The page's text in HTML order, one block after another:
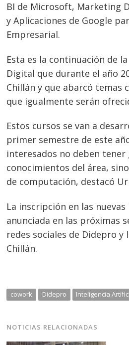
BI de Microsoft, Marketing
y Aplicaciones de Google
Empresarial.
Esta es la continuación de
Digital que durante el año
Chillán y que abarcó temas
que igualmente serán
Estos cursos se van a
primer semestre de este
interesados no deben tener
conocimientos del área,
de computación, destacó
La inscripción en las
anunciada en las próximas
redes sociales de Didepro y
Chillán.
cowork Didepro Inteligencia
NOTICIAS RELACIONADAS
Navegación
de
entradas